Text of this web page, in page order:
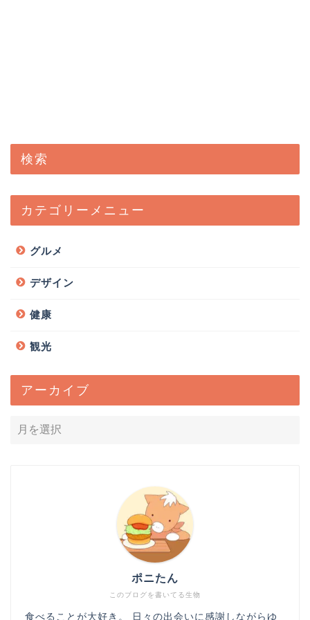
検索
カテゴリーメニュー
グルメ
デザイン
健康
観光
アーカイブ
このブログを書いてる生物
ポニたん
食べることが大好き。 日々の出会いに感謝しながらゆ